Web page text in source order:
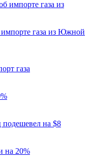
газа из Южной
газа
на $8
на 20%